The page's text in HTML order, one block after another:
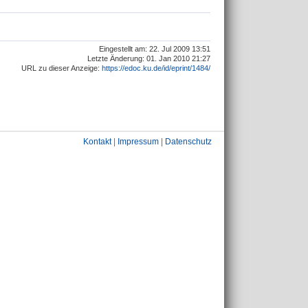
Eingestellt am: 22. Jul 2009 13:51
Letzte Änderung: 01. Jan 2010 21:27
URL zu dieser Anzeige: https://edoc.ku.de/id/eprint/1484/
Kontakt| Impressum Datenschutz